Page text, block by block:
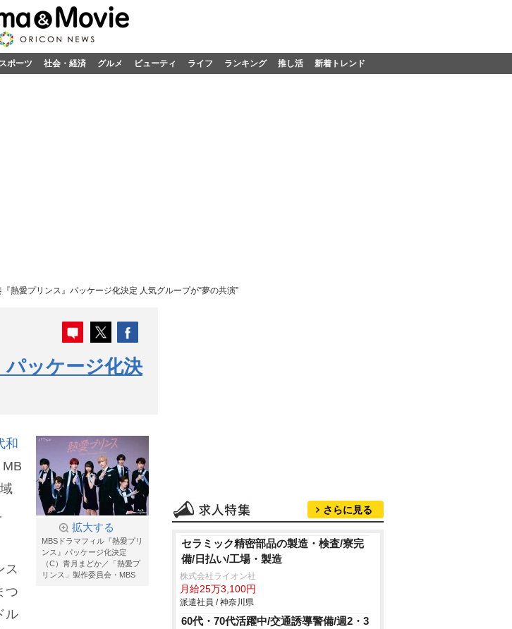
スポーツ 社会・経済 グルメ ビューティ ライフ ランキング 推し活 新着トレンド
熱愛プリンス』パッケージ化決定 人気グループが“夢の共演”
パッケージ化決
拡大する
MBSドラマフィル『熱愛プリ
ンス』パッケージ化決定
（C）青月まどか／「熱愛プ
リンス」製作委員会・MBS
和
ス
つ
ル
さらに見る
セラミック精密部品の製造・検査/寮完
備/日払い/工場・製造
株式会社ライオン社
月給25万3,100円
派遣社員 / 神奈川県
60代・70代活躍中/交通誘導警備/週2・3